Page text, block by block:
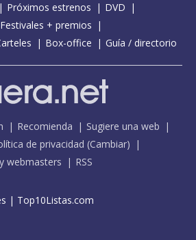
Próximos estrenos
DVD
Festivales + premios
Box-office Guía / directorio
Recomienda
Sugiere una web
de privacidad (Cambiar)
webmasters RSS
| Top10Listas.com